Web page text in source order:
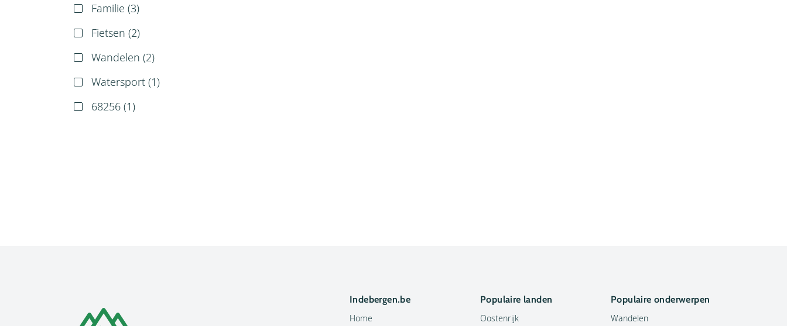
Familie (3)
Fietsen (2)
Wandelen (2)
Watersport (1)
68256 (1)
Indebergen.be
Home
Populaire landen
Oostenrijk
Populaire onderwerpen
Wandelen